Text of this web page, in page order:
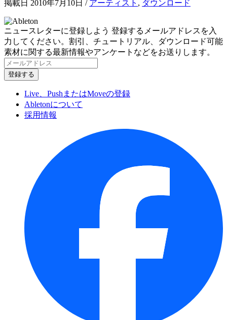
掲載日 2010年7月10日 / アーティスト , ダウンロード
ニュースレターに登録しよう 登録するメールアドレスを入
力してください。割引、チュートリアル、ダウンロード可能
素材に関する最新情報やアンケートなどをお送りします。
Live、PushまたはMoveの登録
Abletonについて
採用情報